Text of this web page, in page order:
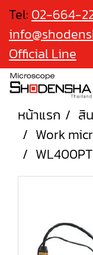
Tel: 02-664-
Official Line
หน้าแรก สิ
Work